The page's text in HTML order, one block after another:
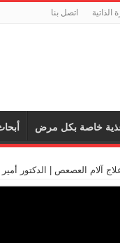
الذاتية اتصل بنا
خاصة بكل مرض
آلام العصعص | الدكتور